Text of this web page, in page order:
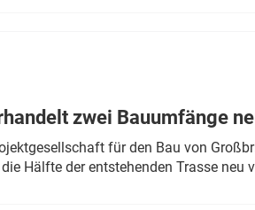
zwei Bauumfänge
für den Bau von
Hälfte der entstehenden Trasse neu